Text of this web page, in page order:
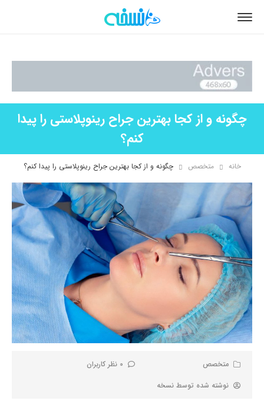
چگونه و از کجا بهترین جراح رینوپلاستی را پیدا
کنم؟
خانه متخصص چگونه و از کجا بهترین جراح رینوپلاستی را پیدا کنم؟
متخصص
0 نظر کاربران
نوشته شده توسط نسخه